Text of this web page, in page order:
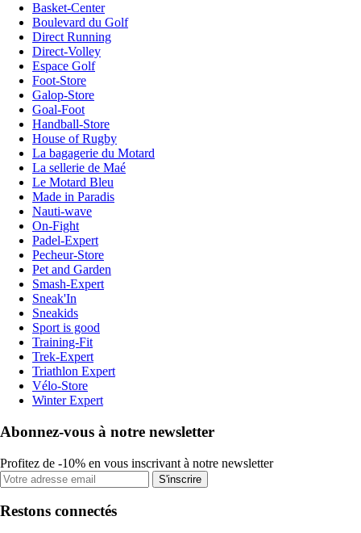
Basket-Center
Boulevard du Golf
Direct Running
Direct-Volley
Espace Golf
Foot-Store
Galop-Store
Goal-Foot
Handball-Store
House of Rugby
La bagagerie du Motard
La sellerie de Maé
Le Motard Bleu
Made in Paradis
Nauti-wave
On-Fight
Padel-Expert
Pecheur-Store
Pet and Garden
Smash-Expert
Sneak'In
Sneakids
Sport is good
Training-Fit
Trek-Expert
Triathlon Expert
Vélo-Store
Winter Expert
Abonnez-vous à notre newsletter
Profitez de -10% en vous inscrivant à notre newsletter
S'inscrire
Restons connectés